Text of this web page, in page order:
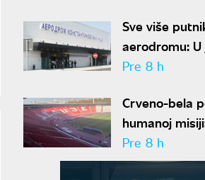
Sve više
aerodromu:
"Konstantin
Pre 8 h
Crveno-bela
humanoj
akcija
Pre 8 h